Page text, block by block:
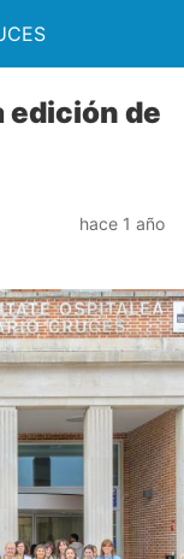
edición de
hace 1 año